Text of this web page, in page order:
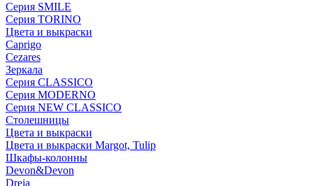
Серия SMILE
Серия TORINO
Цвета и выкраски
Caprigo
Cezares
Зеркала
Серия CLASSICO
Серия MODERNO
Серия NEW CLASSICO
Столешницы
Цвета и выкраски
Цвета и выкраски Margot, Tulip
Шкафы-колонны
Devon&Devon
Dreja